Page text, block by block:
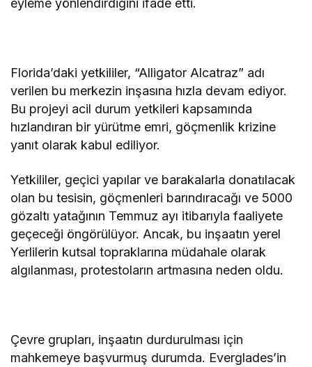
Florida’daki yetkililer, “Alligator Alcatraz” adı
verilen bu merkezin inşasına hızla devam ediyor.
Bu projeyi acil durum yetkileri kapsamında
hızlandıran bir yürütme emri, göçmenlik krizine
yanıt olarak kabul ediliyor.
Yetkililer, geçici yapılar ve barakalarla donatılacak
olan bu tesisin, göçmenleri barındıracağı ve 5000
gözaltı yatağının Temmuz ayı itibarıyla faaliyete
geçeceği öngörülüyor. Ancak, bu inşaatın yerel
Yerlilerin kutsal topraklarına müdahale olarak
algılanması, protestoların artmasına neden oldu.
Çevre grupları, inşaatın durdurulması için
mahkemeye başvurmuş durumda. Everglades’in